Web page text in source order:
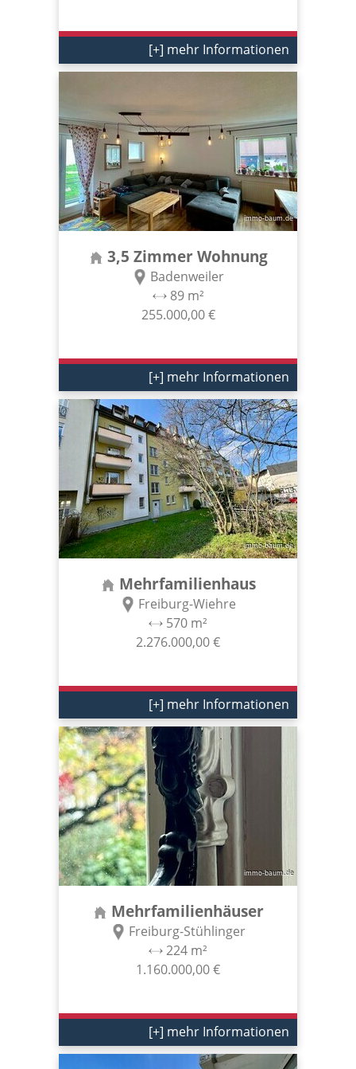
[+] mehr Informationen
3,5 Zimmer Wohnung
Badenweiler
89 m²
255.000,00 €
[+] mehr Informationen
Mehrfamilienhaus
Freiburg-Wiehre
570 m²
2.276.000,00 €
[+] mehr Informationen
Mehrfamilienhäuser
Freiburg-Stühlinger
224 m²
1.160.000,00 €
[+] mehr Informationen